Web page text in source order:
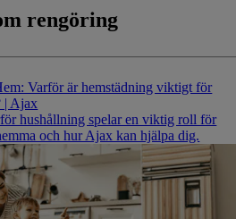
rengöring
Varför är hemstädning viktigt för
| Ajax
hushållning spelar en viktig roll för
och hur Ajax kan hjälpa dig.